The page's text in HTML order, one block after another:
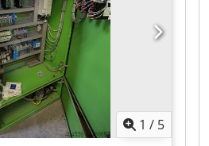
für Unternehmer
jederzeit
dem Industriebereich
1 / 5